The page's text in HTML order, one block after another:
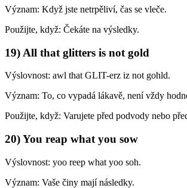
Význam: Když jste netrpěliví, čas se vleče.
Použijte, když: Čekáte na výsledky.
19) All that glitters is not gold
Výslovnost: awl that GLIT-erz iz not gohld.
Význam: To, co vypadá lákavě, není vždy
Použijte, když: Varujete před podvody nebo
20) You reap what you sow
Výslovnost: yoo reep what yoo soh.
Význam: Vaše činy mají následky.